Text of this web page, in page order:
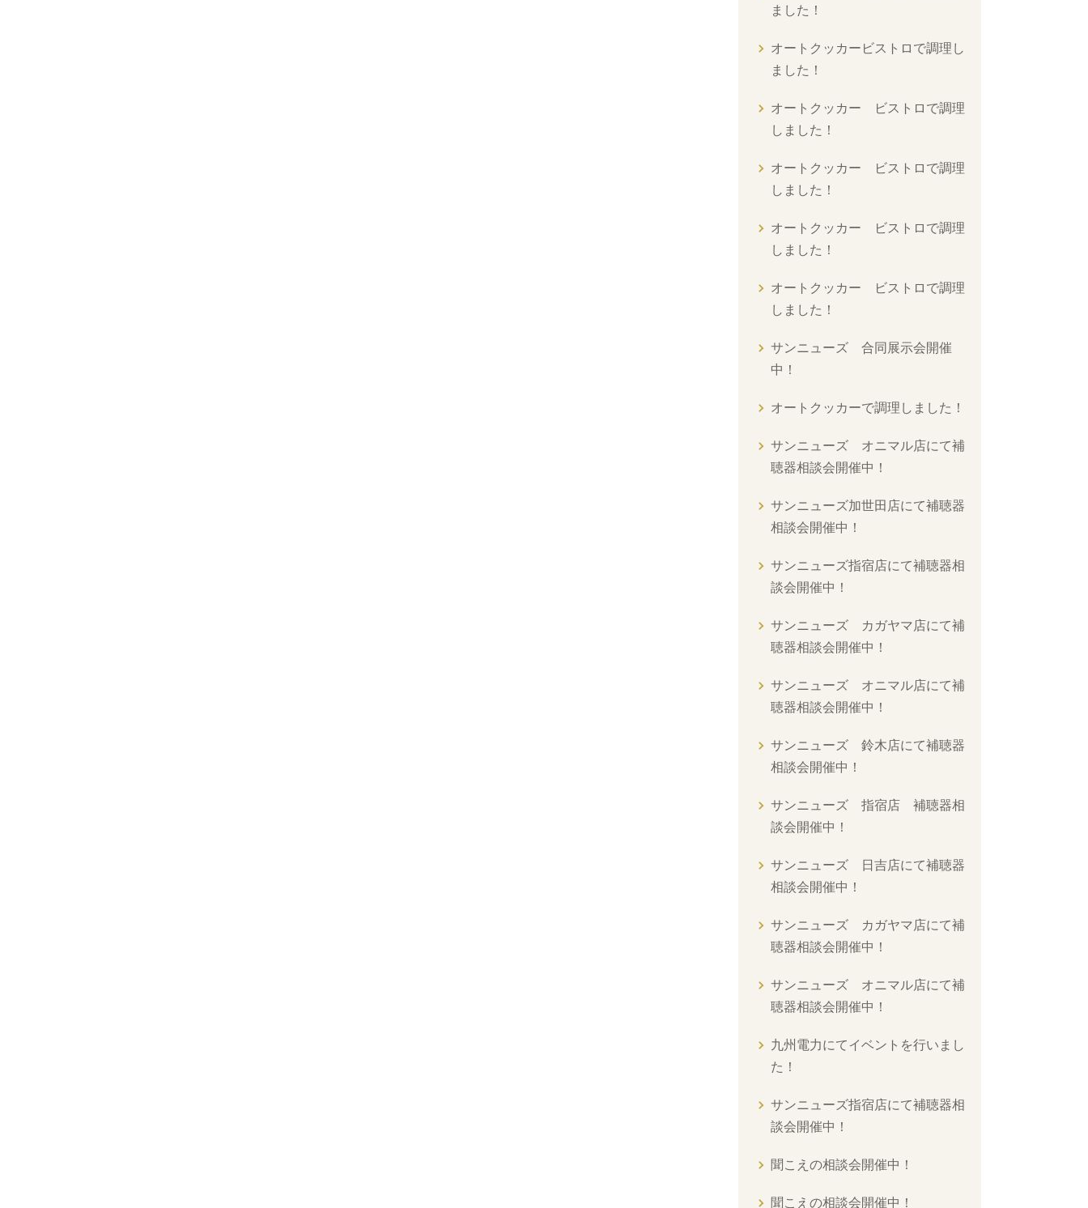
ました！
オートクッカービストロで調理し
ました！
オートクッカー ビストロで調理
しました！
オートクッカー ビストロで調理
しました！
オートクッカー ビストロで調理
しました！
オートクッカー ビストロで調理
しました！
サンニューズ 合同展示会開催
中！
オートクッカーで調理しました！
サンニューズ オニマル店にて補
聴器相談会開催中！
サンニューズ加世田店にて補聴器
相談会開催中！
サンニューズ指宿店にて補聴器相
談会開催中！
サンニューズ カガヤマ店にて補
聴器相談会開催中！
サンニューズ オニマル店にて補
聴器相談会開催中！
サンニューズ 鈴木店にて補聴器
相談会開催中！
サンニューズ 指宿店 補聴器相
談会開催中！
サンニューズ 日吉店にて補聴器
相談会開催中！
サンニューズ カガヤマ店にて補
聴器相談会開催中！
サンニューズ オニマル店にて補
聴器相談会開催中！
九州電力にてイベントを行いまし
た！
サンニューズ指宿店にて補聴器相
談会開催中！
聞こえの相談会開催中！
聞こえの相談会開催中！